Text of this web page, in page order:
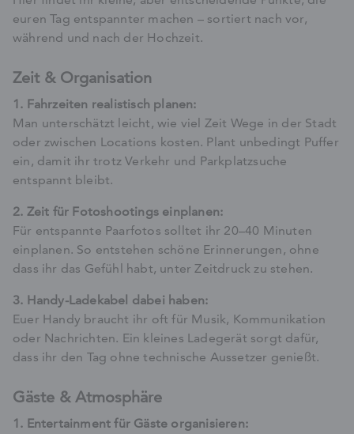
euren Tag entspannter machen – sortiert nach vor,
während und nach der Hochzeit.
Zeit & Organisation
1. Fahrzeiten realistisch planen:
Man unterschätzt leicht, wie viel Zeit Wege in der Stadt
oder zwischen Locations kosten. Plant unbedingt Puffer
ein, damit ihr trotz Verkehr und Parkplatzsuche
entspannt bleibt.
2. Zeit für Fotoshootings einplanen:
Für entspannte Paarfotos solltet ihr 20–40 Minuten
einplanen. So entstehen schöne Erinnerungen, ohne
dass ihr das Gefühl habt, unter Zeitdruck zu stehen.
3. Handy-Ladekabel dabei haben:
Euer Handy braucht ihr oft für Musik, Kommunikation
oder Nachrichten. Ein kleines Ladegerät sorgt dafür,
dass ihr den Tag ohne technische Aussetzer genießt.
Gäste & Atmosphäre
1. Entertainment für Gäste organisieren: